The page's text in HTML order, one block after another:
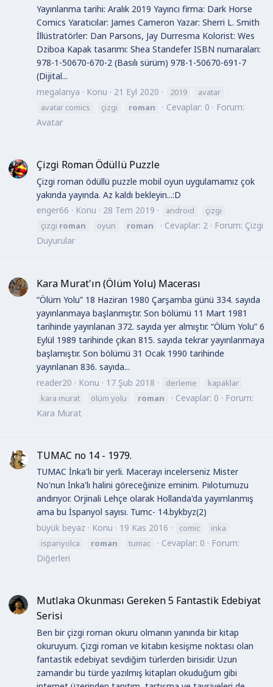
Yayınlanma tarihi: Aralık 2019 Yayıncı firma: Dark Horse
Comics Yaratıcılar: James Cameron Yazar: Sherri L. Smith
İllüstratörler: Dan Parsons, Jay Durresma Kolorist: Wes
Dziboa Kapak tasarımı: Shea Standefer ISBN numaraları:
978-1-50670-670-2 (Basılı sürüm) 978-1-50670-691-7
(Dijital...
megalanya
Konu 21 Eyl 2020 2019
avatar
avatar comics
çizgi roman Cevaplar: 0
Forum:
Avatar
Çizgi Roman Ödüllü Puzzle
Çizgi roman ödüllü puzzle mobil oyun uygulamamız çok
yakında yayında. Az kaldı bekleyin...:D
enger66
Konu 28 Tem 2019 android
çizgi
çizgi roman oyun roman Cevaplar: 2 Forum: Çizgi
Duyurular
Kara Murat'ın (Ölüm Yolu) Macerası
“Ölüm Yolu” 18 Haziran 1980 Çarşamba günü 334. sayıda
yayınlanmaya başlanmıştır. Son bölümü 11 Mart 1981
tarihinde yayınlanan 372. sayıda yer almıştır. “Ölüm Yolu” 6
Eylül 1989 tarihinde çıkan 815. sayıda tekrar yayınlanmaya
başlamıştır. Son bölümü 31 Ocak 1990 tarihinde
yayınlanan 836. sayıda...
reader20
Konu 17 Şub 2018 derleme
kapaklar
kara murat
ölüm yolu roman Cevaplar: 0
Forum:
Kara Murat
TUMAC no 14 - 1979.
TUMAC İnka'lı bir yerli. Macerayı incelerseniz Mister
No'nun İnka'lı halini göreceğinize eminim. Piılotumuzu
andırıyor. Orjinali Lehçe olarak Hollanda'da yayımlanmış
ama bu İspanyol sayısı. Tumc- 14.bykbyz(2)
büyük beyaz
Konu 19 Kas 2016 comic
inka
ispanyolca
roman tumac Cevaplar: 0
Forum:
Diğerleri
Mutlaka Okunması Gereken 5 Fantastik Edebiyat
Serisi
Ben bir çizgi roman okuru olmanın yanında bir kitap
okuruyum. Çizgi roman ve kitabın kesişme noktası olan
fantastik edebiyat sevdiğim türlerden birisidir. Uzun
zamandır bu türde yazılmış kitapları okuduğum gibi